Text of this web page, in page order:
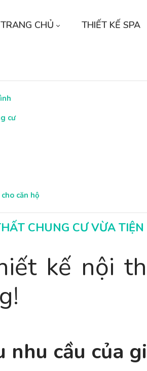
TRANG CHỦ THIẾT KẾ SPA
cư
căn hộ
CHUNG CƯ VỪA
kế nội
nhu cầu của